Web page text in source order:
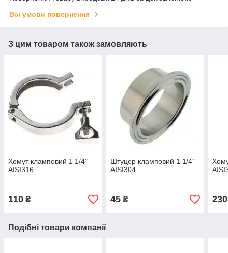
Всі умови повернення
З цим товаром також замовляють
Хомут кламповий 1 1/4"
AISI316
110 ₴
Штуцер кламповий 1 1/4"
AISI304
45₴ 230
Подібні товари компанії